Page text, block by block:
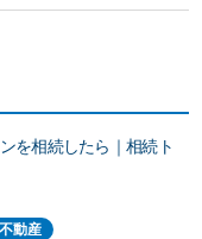
を相続したら｜相続ト
不動産